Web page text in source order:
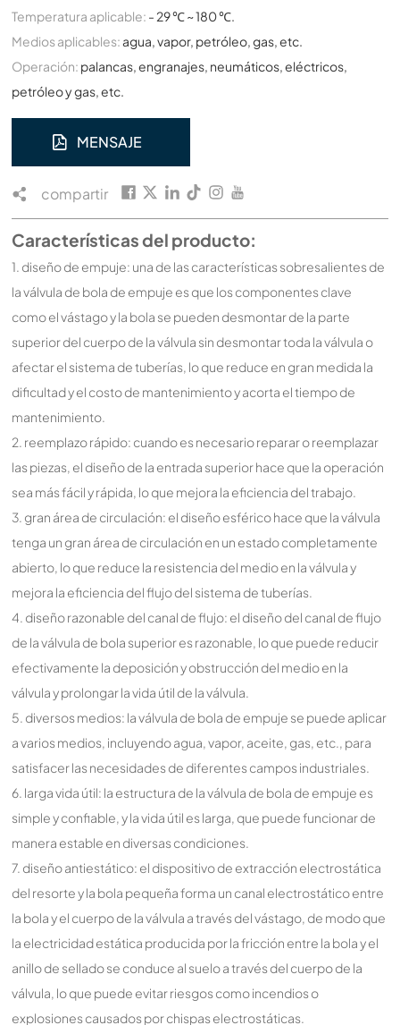
Temperatura aplicable: - 29 ℃ ~ 180 ℃.
Medios aplicables: agua, vapor, petróleo, gas, etc.
Operación: palancas, engranajes, neumáticos, eléctricos,
petróleo y gas, etc.
MENSAJE
compartir
Características del producto:
1. diseño de empuje: una de las características sobresalientes de
la válvula de bola de empuje es que los componentes clave
como el vástago y la bola se pueden desmontar de la parte
superior del cuerpo de la válvula sin desmontar toda la válvula o
afectar el sistema de tuberías, lo que reduce en gran medida la
dificultad y el costo de mantenimiento y acorta el tiempo de
mantenimiento.
2. reemplazo rápido: cuando es necesario reparar o reemplazar
las piezas, el diseño de la entrada superior hace que la operación
sea más fácil y rápida, lo que mejora la eficiencia del trabajo.
3. gran área de circulación: el diseño esférico hace que la válvula
tenga un gran área de circulación en un estado completamente
abierto, lo que reduce la resistencia del medio en la válvula y
mejora la eficiencia del flujo del sistema de tuberías.
4. diseño razonable del canal de flujo: el diseño del canal de flujo
de la válvula de bola superior es razonable, lo que puede reducir
efectivamente la deposición y obstrucción del medio en la
válvula y prolongar la vida útil de la válvula.
5. diversos medios: la válvula de bola de empuje se puede aplicar
a varios medios, incluyendo agua, vapor, aceite, gas, etc., para
satisfacer las necesidades de diferentes campos industriales.
6. larga vida útil: la estructura de la válvula de bola de empuje es
simple y confiable, y la vida útil es larga, que puede funcionar de
manera estable en diversas condiciones.
7. diseño antiestático: el dispositivo de extracción electrostática
del resorte y la bola pequeña forma un canal electrostático entre
la bola y el cuerpo de la válvula a través del vástago, de modo que
la electricidad estática producida por la fricción entre la bola y el
anillo de sellado se conduce al suelo a través del cuerpo de la
válvula, lo que puede evitar riesgos como incendios o
explosiones causados por chispas electrostáticas.